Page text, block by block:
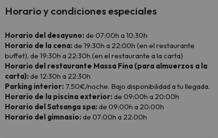
Horario y condiciones especiales
Horario del desayuno:de 07:00h a 10:30h
Horario de la cena:de 19:30h a 22:00h (en el restaurante
buffet), de 19:30h a 22:30h (en el restaurante a la carta)
Horario del restaurante Massa Fina (para almuerzos a la
carta):de 12:30h a 22:30h
Parking interior: 7.50€/noche. Bajo disponibilidad a tu llegada.
Horario de la piscina exterior:de 09:00h a 20:00h
Horario del Satsanga spa:de 09:00h a 20:00h
Horario del gimnasio:de 07:00h a 22:00h